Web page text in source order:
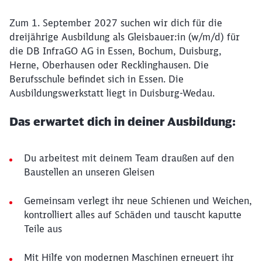
Zum 1. September 2027 suchen wir dich für die
dreijährige Ausbildung als Gleisbauer:in (w/m/d) für
die DB InfraGO AG in Essen, Bochum, Duisburg,
Herne, Oberhausen oder Recklinghausen. Die
Berufsschule befindet sich in Essen. Die
Ausbildungswerkstatt liegt in Duisburg-Wedau.
Das erwartet dich in deiner Ausbildung:
Du arbeitest mit deinem Team draußen auf den
Baustellen an unseren Gleisen
Gemeinsam verlegt ihr neue Schienen und Weichen,
kontrolliert alles auf Schäden und tauscht kaputte
Teile aus
Mit Hilfe von modernen Maschinen erneuert ihr